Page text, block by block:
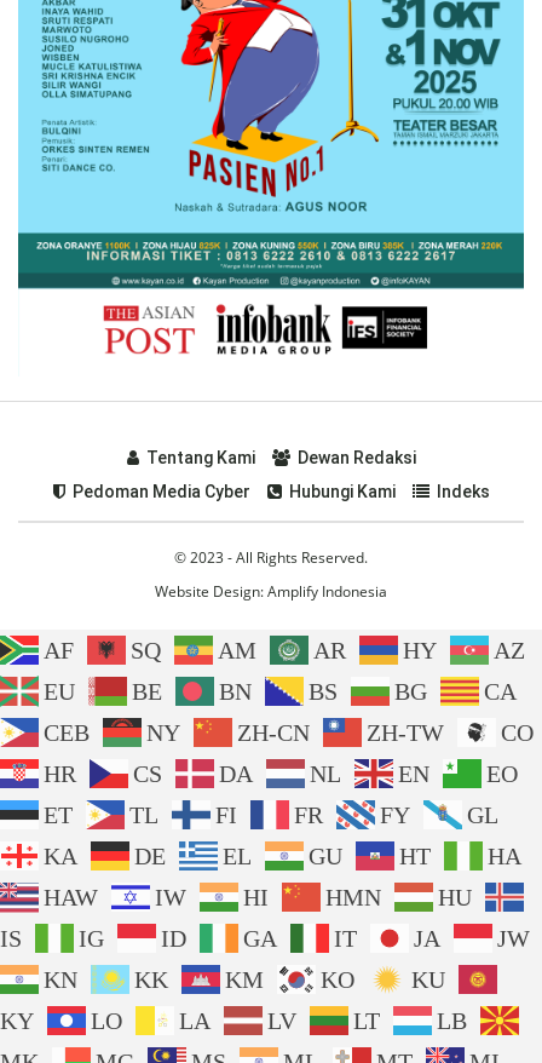
Tentang Kami
Dewan Redaksi
Pedoman Media Cyber
Hubungi Kami Indeks
© 2023 - All Rights Reserved.
Website Design:Amplify Indonesia
AF SQ AM AR HY
AZ
EU
BE BN BS BG
CA
CEB
NY ZH-CN ZH-TW
CO
HR
CS DA NL EN
EO
ET
TL FI FR FY
GL
KA
DE EL GU HT
HA
HAW
IW HI HMN
HU
IS
IG ID GA IT JA
JW
KN
KK KM KO
KU
KY
LO LA LV LT
LB